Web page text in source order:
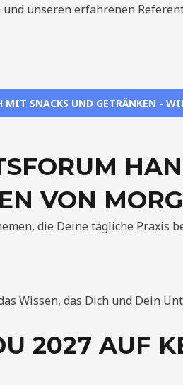
unseren erfahrenen
MIT SNACKS UND GETRÄNKEN -
VON
die Deine tägliche Praxis
Wissen, das Dich und Dein
2027 AUF